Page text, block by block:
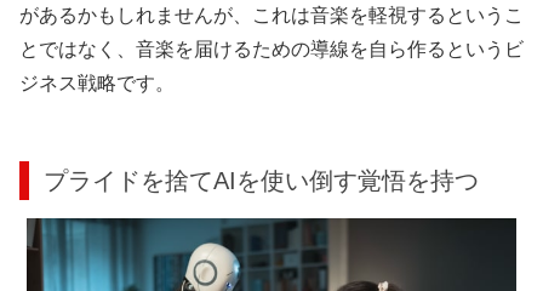
があるかもしれませんが、これは音楽を軽視するというこ
とではなく、音楽を届けるための導線を自ら作るというビ
ジネス戦略です。
プライドを捨てAIを使い倒す覚悟を持つ